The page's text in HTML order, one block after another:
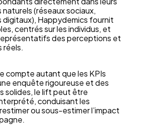
(réseaux sociaux,
digitaux), Happydemics fournit
centrés sur les individus, et
des perceptions et
réels.
compte autant que les KPIs
enquête rigoureuse et des
solides, le lift peut être
conduisant les
ou sous-estimer l’impact